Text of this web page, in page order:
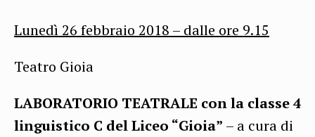
Lunedì 26 febbraio 2018 – dalle ore 9.15
Teatro Gioia
LABORATORIO TEATRALE con la classe 4
linguistico C del Liceo “Gioia” – a cura di